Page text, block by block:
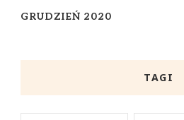
GRUDZIEŃ 2020
TAGI